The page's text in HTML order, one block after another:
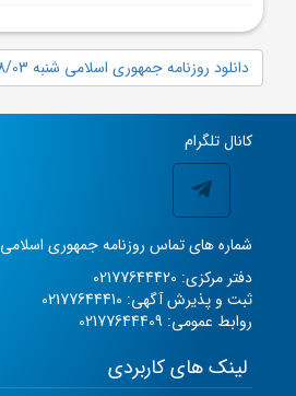
دانلود روزنامه جمهوری اسلامی شنبه 1404/08/03 شماره 13214
کانال تلگرام
شماره های تماس روزنامه جمهوری اسلامی
دفتر مرکزی: 02177644420
ثبت و پذیرش آگهی: 02177644410
روابط عمومی: 02177644409
لینک های کاربردی